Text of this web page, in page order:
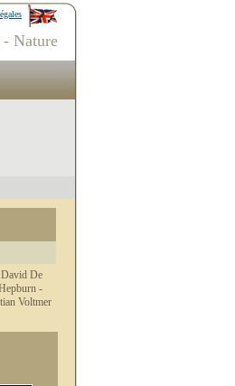
- Nature
David De
-
Voltmer